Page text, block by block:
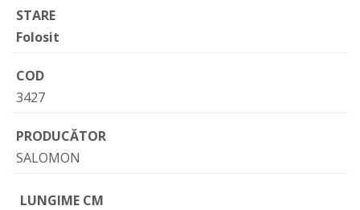
STARE
Folosit
COD
3427
PRODUCĂTOR
SALOMON
LUNGIME CM